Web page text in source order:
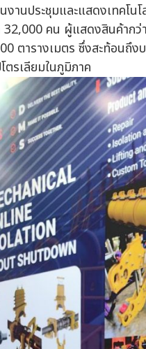
านประชุมและแสดงเทคโ
32,000 คน ผู้แสดงสินค้าก
ตารางเมตร ซึ่งสะท้อนถึง
รเลียมในภูมิภาค